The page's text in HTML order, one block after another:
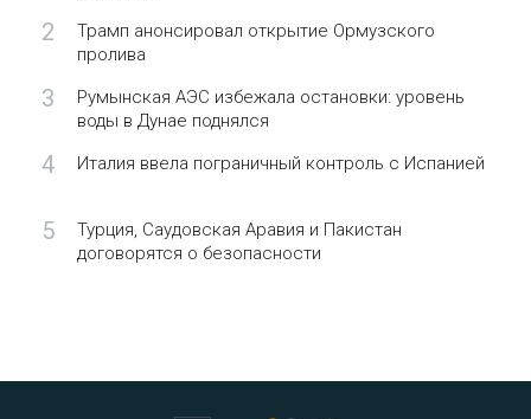
2
Трамп анонсировал открытие Ормузского
пролива
3
Румынская АЭС избежала остановки: уровень
воды в Дунае поднялся
4 Италия ввела пограничный контроль с Испанией
5
Турция, Саудовская Аравия и Пакистан
договорятся о безопасности